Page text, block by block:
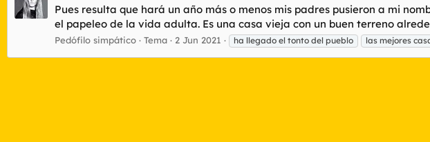
Pues resulta que hará un año más o menos mis padres pusieron a mi
el papeleo de la vida adulta. Es una casa vieja con un buen terreno
Pedófilo simpático Tema 2 Jun 2021 ha llegado el tonto del pueblo las mejores